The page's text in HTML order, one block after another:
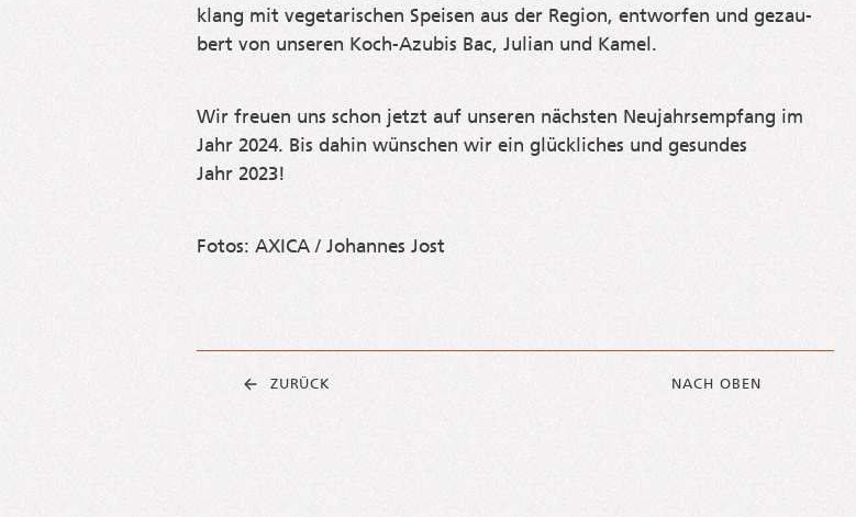
klang mit vege­ta­ri­schen Spei­sen aus der Regi­on, ent­wor­fen und gezau­
bert von unse­ren Koch-Azu­bis Bac, Juli­an und Kamel.
Wir freu­en uns schon jetzt auf unse­ren nächs­ten Neu­jahrs­emp­fang im
Jahr 2024. Bis dahin wün­schen wir ein glück­li­ches und gesun­des
Jahr 2023!
Fotos: AXICA / Johan­nes Jost
ZURÜCK NACH OBEN